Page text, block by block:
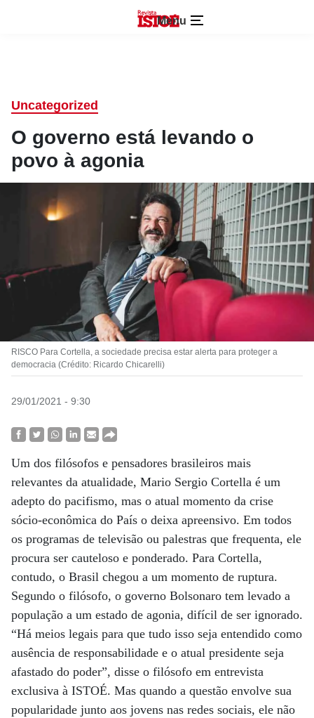
Menu
Uncategorized
O governo está levando o
povo à agonia
RISCO Para Cortella, a sociedade precisa estar alerta para proteger a
democracia (Crédito: Ricardo Chicarelli)
29/01/2021 - 9:30
Um dos filósofos e pensadores brasileiros mais
relevantes da atualidade, Mario Sergio Cortella é um
adepto do pacifismo, mas o atual momento da crise
sócio-econômica do País o deixa apreensivo. Em todos
os programas de televisão ou palestras que frequenta, ele
procura ser cauteloso e ponderado. Para Cortella,
contudo, o Brasil chegou a um momento de ruptura.
Segundo o filósofo, o governo Bolsonaro tem levado a
população a um estado de agonia, difícil de ser ignorado.
“Há meios legais para que tudo isso seja entendido como
ausência de responsabilidade e o atual presidente seja
afastado do poder”, disse o filósofo em entrevista
exclusiva à ISTOÉ. Mas quando a questão envolve sua
popularidade junto aos jovens nas redes sociais, ele não